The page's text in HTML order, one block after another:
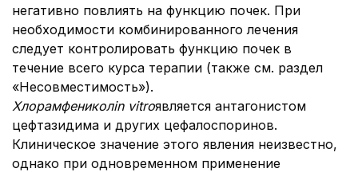
негативно повлиять на функцию почек. При
необходимости комбинированного лечения
следует контролировать функцию почек в
течение всего курса терапии (также см. раздел
«Несовместимость»).
Хлорамфениколin vitroявляется антагонистом
цефтазидима и других цефалоспоринов.
Клиническое значение этого явления неизвестно,
однако при одновременном применение